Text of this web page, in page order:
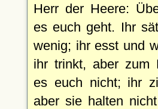
Herr der Heere:
es euch geht. Ihr
wenig; ihr esst und
ihr trinkt, aber zum
es euch nicht; ihr
aber sie halten